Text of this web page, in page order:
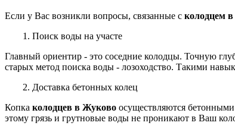
Если у Вас возникли вопросы, связанные с колодцем
1. Поиск воды на участе
Главный ориентир - это соседние колодцы. Точную
старых метод поиска воды - лозоходство. Такими
2. Доставка бетонных колец
Копка колодцев в Жуково осуществляются
этому грязь и грутновые воды не проникают в Ваш